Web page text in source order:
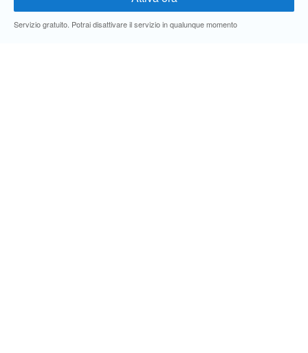
Servizio gratuito. Potrai disattivare il servizio in qualunque momento